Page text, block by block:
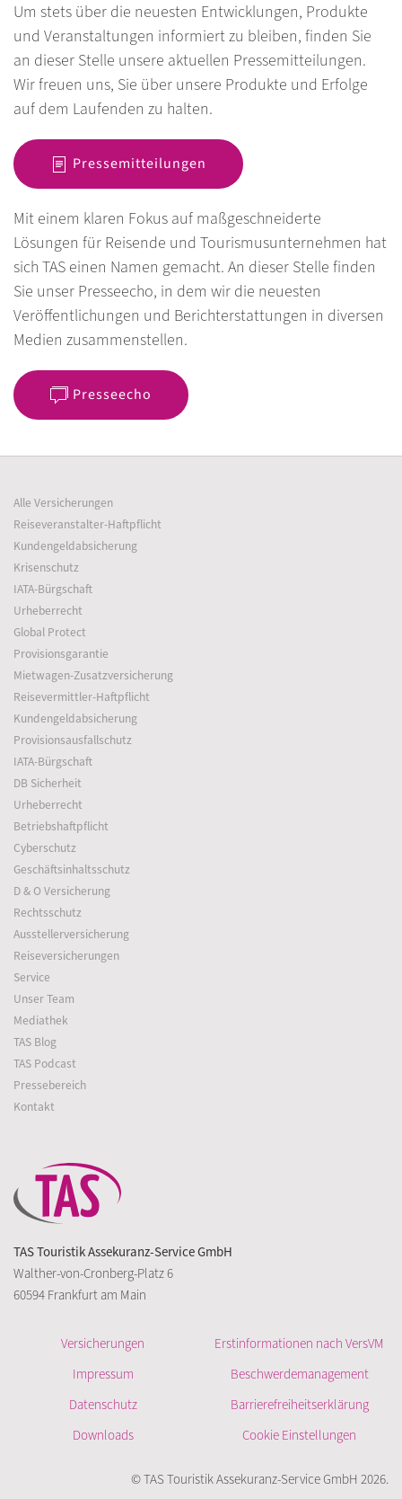
Um stets über die neuesten Entwicklungen, Produkte
und Veranstaltungen informiert zu bleiben, finden Sie
an dieser Stelle unsere aktuellen Pressemitteilungen.
Wir freuen uns, Sie über unsere Produkte und Erfolge
auf dem Laufenden zu halten.
Pressemitteilungen
Mit einem klaren Fokus auf maßgeschneiderte
Lösungen für Reisende und Tourismusunternehmen hat
sich TAS einen Namen gemacht. An dieser Stelle finden
Sie unser Presseecho, in dem wir die neuesten
Veröffentlichungen und Berichterstattungen in diversen
Medien zusammenstellen.
Presseecho
Alle Versicherungen
Reiseveranstalter-Haftpflicht
Kundengeldabsicherung
Krisenschutz
IATA-Bürgschaft
Urheberrecht
Global Protect
Provisionsgarantie
Mietwagen-Zusatzversicherung
Reisevermittler-Haftpflicht
Kundengeldabsicherung
Provisionsausfallschutz
IATA-Bürgschaft
DB Sicherheit
Urheberrecht
Betriebshaftpflicht
Cyberschutz
Geschäftsinhaltsschutz
D & O Versicherung
Rechtsschutz
Ausstellerversicherung
Reiseversicherungen
Service
Unser Team
Mediathek
TAS Blog
TAS Podcast
Pressebereich
Kontakt
TAS Touristik Assekuranz-Service GmbH
Walther-von-Cronberg-Platz 6
60594 Frankfurt am Main
Versicherungen
Impressum
Datenschutz
Downloads
Erstinformationen nach VersVM
Beschwerdemanagement
Barrierefreiheitserklärung
Cookie Einstellungen
© TAS Touristik Assekuranz-Service GmbH 2026.